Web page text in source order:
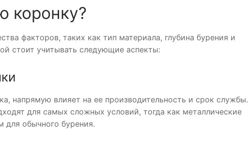
коронку?
факторов, таких как тип материала, глубина бурения и
стоит учитывать следующие аспекты:
напрямую влияет на ее производительность и срок службы.
для самых сложных условий, тогда как металлические
для обычного бурения.